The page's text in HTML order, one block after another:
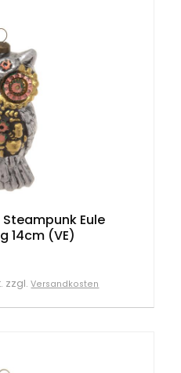
Eule
14cm (VE)
zzgl.Versandkosten